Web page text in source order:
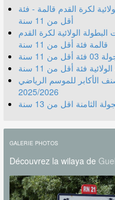
(05) - البطولة الولائية لكرة القدم قالمة - فئة
أقل من 11 سنة
(04) من منافسات البطولة الولائية لكرة القدم
قالمة فئة أقل من 11 سنة
11 سنة
فئة أقل من 11 سنة
- صنف الأكابر للموسم الرياضي
2025/2026
الثامنة اقل من 13 سنة
GALERIE PHOTOS
Découvrez la wilaya de